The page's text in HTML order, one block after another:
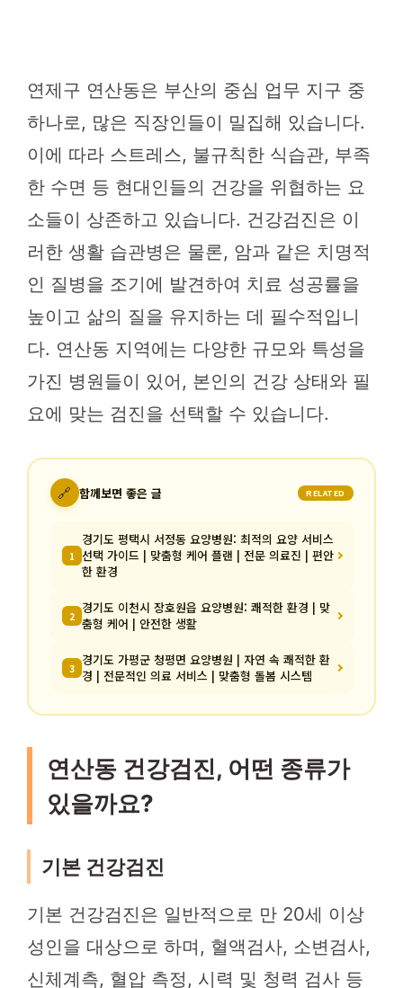
연제구 연산동은 부산의 중심 업무 지구 중
하나로, 많은 직장인들이 밀집해 있습니다.
이에 따라 스트레스, 불규칙한 식습관, 부족
한 수면 등 현대인들의 건강을 위협하는 요
소들이 상존하고 있습니다. 건강검진은 이
러한 생활 습관병은 물론, 암과 같은 치명적
인 질병을 조기에 발견하여 치료 성공률을
높이고 삶의 질을 유지하는 데 필수적입니
다. 연산동 지역에는 다양한 규모와 특성을
가진 병원들이 있어, 본인의 건강 상태와 필
요에 맞는 검진을 선택할 수 있습니다.
🔗 함께보면 좋은 글 RELATED
1
경기도 평택시 서정동 요양병원: 최적의 요양 서비스
선택 가이드 | 맞춤형 케어 플랜 | 전문 의료진 | 편안
한 환경
2 경기도 이천시 장호원읍 요양병원: 쾌적한 환경 | 맞
춤형 케어 | 안전한 생활
3 경기도 가평군 청평면 요양병원 | 자연 속 쾌적한 환
경 | 전문적인 의료 서비스 | 맞춤형 돌봄 시스템
연산동 건강검진, 어떤 종류가
있을까요?
기본 건강검진
기본 건강검진은 일반적으로 만 20세 이상
성인을 대상으로 하며, 혈액검사, 소변검사,
신체계측, 혈압 측정, 시력 및 청력 검사 등